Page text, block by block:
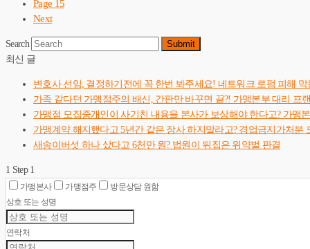
Page 15
Next
Search
Submit
최신 글
변호사 선임, 결정하기전에 꼭 한번 봐주세요! 네트워크 로펌 피해 막
가족 같다던 가맹점주의 배신, 간판만 바꾸면 끝?! 가맹본부 대리 프
가맹점 모집중개인이 사기친 내용을 본사가 보상해야 한다고? 가맹
가맹계약 해지했다고 5년간 같은 장사 하지말라고? 경업금지가처분
새송이버섯 하나 샀다고 6천만 원? 법원이 뒤집은 위약벌 판결
1 Step 1
가맹본사 가맹점주
방문상담 원함
상호 또는 성명
연락처